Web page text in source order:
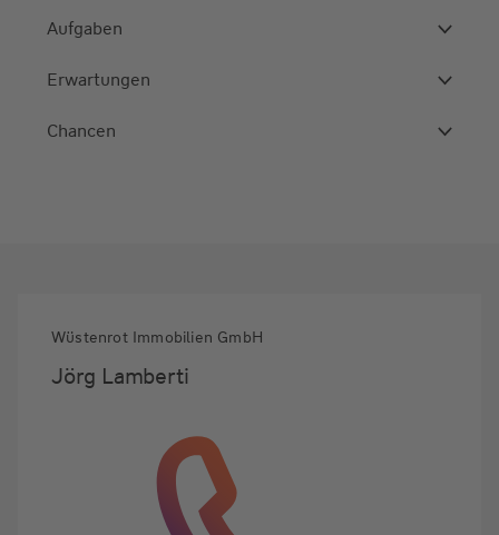
Aufgaben
Erwartungen
Chancen
Wüstenrot Immobilien GmbH
Jörg Lamberti